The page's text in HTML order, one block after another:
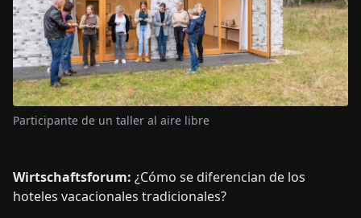
Participante de un taller al aire libre
Wirtschaftsforum: ¿Cómo se diferencian de los
hoteles vacacionales tradicionales?